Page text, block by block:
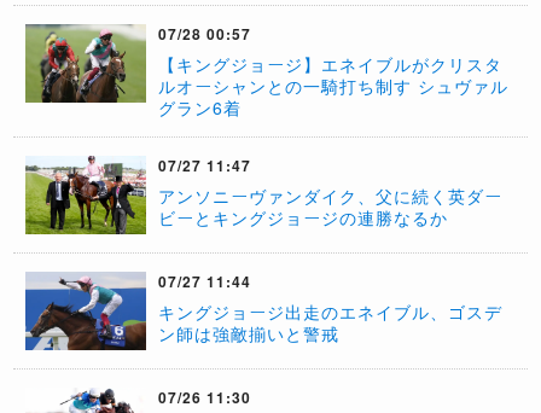
07/28 00:57
【キングジョージ】エネイブルがクリスタ
ルオーシャンとの一騎打ち制す シュヴァル
グラン6着
07/27 11:47
アンソニーヴァンダイク、父に続く英ダー
ビーとキングジョージの連勝なるか
07/27 11:44
キングジョージ出走のエネイブル、ゴスデ
ン師は強敵揃いと警戒
07/26 11:30